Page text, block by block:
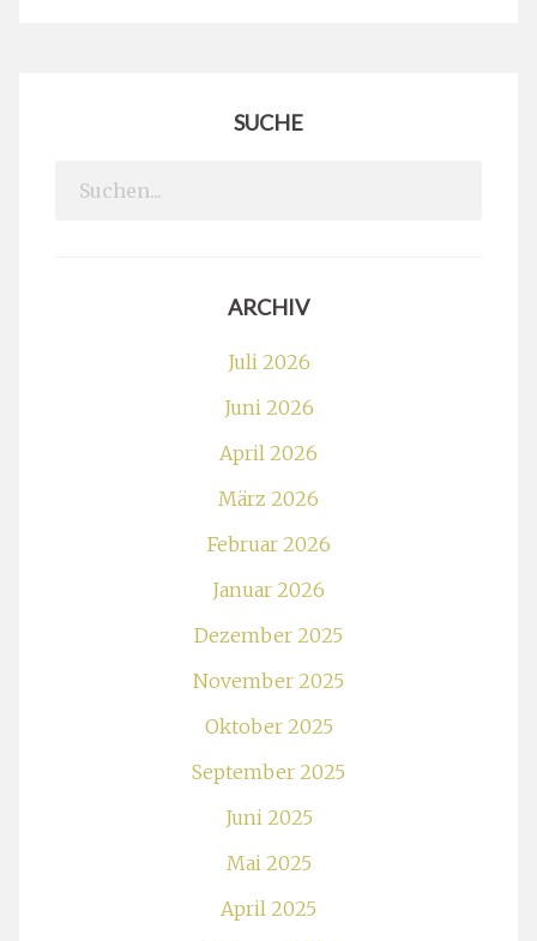
SUCHE
Search
ARCHIV
Juli 2026
Juni 2026
April 2026
März 2026
Februar 2026
Januar 2026
Dezember 2025
November 2025
Oktober 2025
September 2025
Juni 2025
Mai 2025
April 2025